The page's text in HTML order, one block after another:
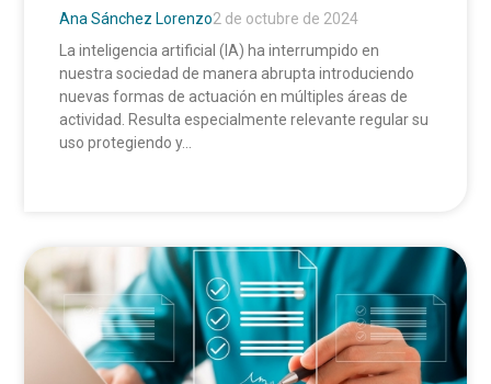
Ana Sánchez Lorenzo2 de octubre de 2024
La inteligencia artificial (IA) ha interrumpido en
nuestra sociedad de manera abrupta introduciendo
nuevas formas de actuación en múltiples áreas de
actividad. Resulta especialmente relevante regular su
uso protegiendo y...